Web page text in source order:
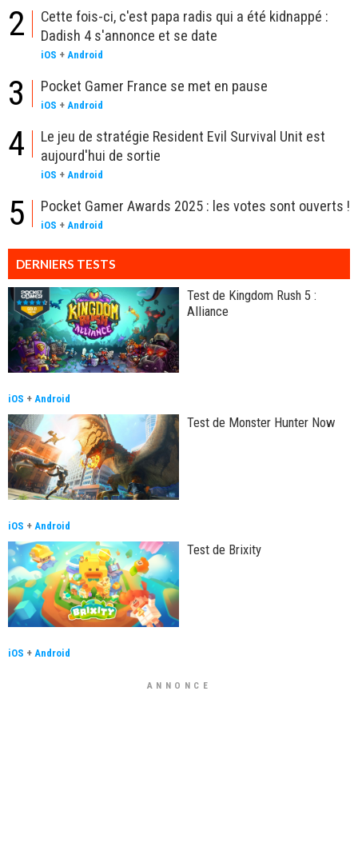
2
Cette fois-ci, c'est papa radis qui a été kidnappé :
Dadish 4 s'annonce et se date
iOS + Android
3 Pocket Gamer France se met en pause
iOS + Android
4
Le jeu de stratégie Resident Evil Survival Unit est
aujourd'hui de sortie
iOS + Android
5 Pocket Gamer Awards 2025 : les votes sont ouverts !
iOS + Android
DERNIERS TESTS
Test de Kingdom Rush 5 :
Alliance
iOS + Android
Test de Monster Hunter Now
iOS + Android
Test de Brixity
iOS + Android
ANNONCE